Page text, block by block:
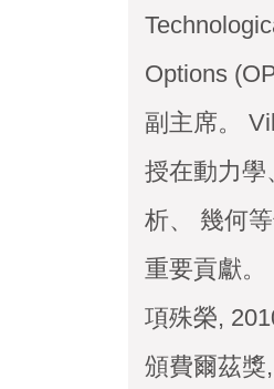
Options
副主席。
授在動力學
析、 幾何
重要貢獻。
項殊榮,
頒費爾茲獎